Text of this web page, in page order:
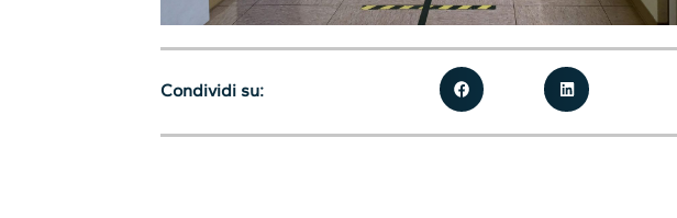
Condividi su: